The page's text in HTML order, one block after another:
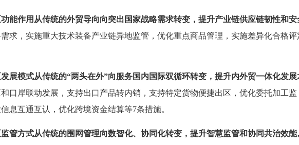
能作用从传统的外贸导向向突出国家战略需求转变，提升产业链供应链韧性和安
求，实施重大技术装备产业链异地监管，优化重点商品管理，实施差异化合格评
展模式从传统的“两头在外”向服务国内国际双循环转变，提升内外贸一体化发展
口岸联动发展，支持出口产品转内销，支持特定货物便捷出区，优化委托加工监
息互通互认，优化跨境资金结算等7条措施。
管方式从传统的围网管理向数智化、协同化转变，提升智慧监管和协同共治效能